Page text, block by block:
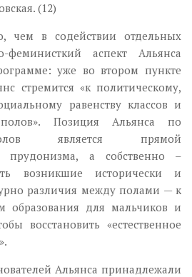
(12)
чем в содействии отдельных
феминисткий аспект Альянса
уже во втором пункте
стремится «к политическому,
равенству классов и
Позиция Альянса по
является прямой
прудонизма, а собственно –
возникшие исторически и
различия между полами — к
образования для мальчиков и
восстановить «естественное
Альянса принадлежали